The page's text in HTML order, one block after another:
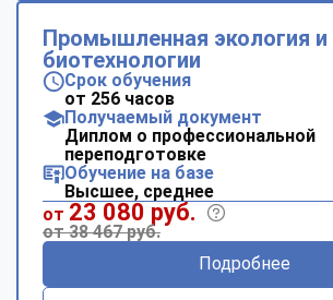
Промышленная экология и
биотехнологии
Срок обучения
от 256 часов
Получаемый документ
Диплом о профессиональной
переподготовке
Обучение на базе
Высшее, среднее
от 23 080 руб.
от 38 467 руб.
Подробнее